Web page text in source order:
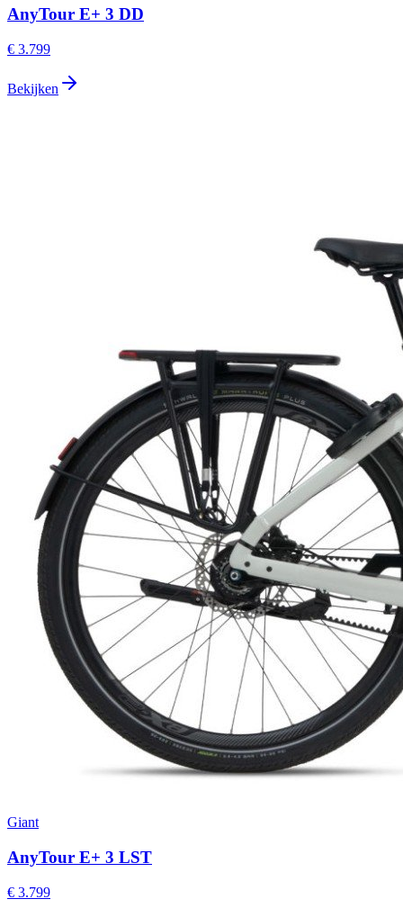
AnyTour E+ 3 DD
€ 3.799
Bekijken
Giant
AnyTour E+ 3 LST
€ 3.799